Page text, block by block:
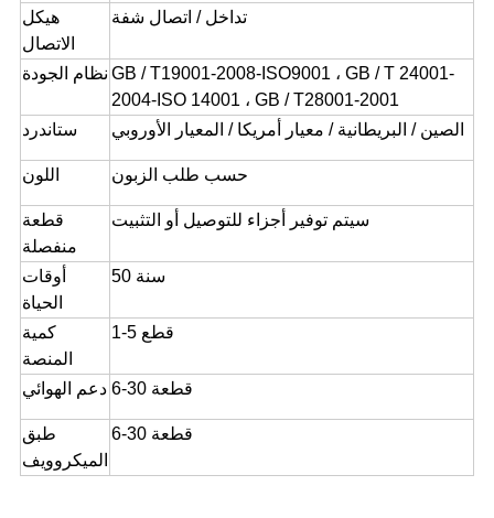
هيكل
الاتصال
تداخل / اتصال شفة
نظام الجودة GB / T19001-2008-ISO9001 ، GB / T 24001-
2004-ISO 14001 ، GB / T28001-2001
ستاندرد
الصين / البريطانية / معيار أمريكا / المعيار الأوروبي
اللون حسب طلب الزبون
قطعة
منفصلة
سيتم توفير أجزاء للتوصيل أو التثبيت
أوقات
الحياة
50 سنة
كمية
المنصة
1-5 قطع
دعم الهوائي 6-30 قطعة
طبق
الميكروويف
6-30 قطعة